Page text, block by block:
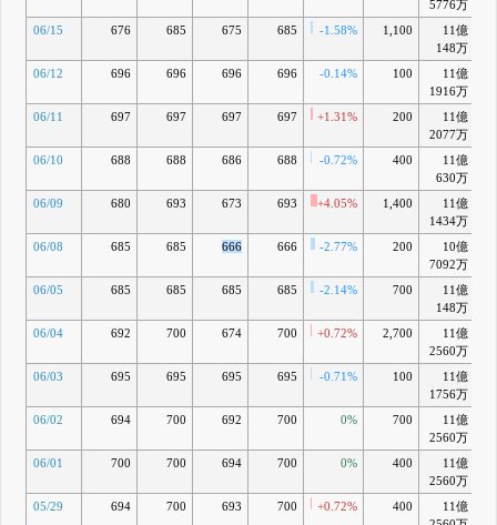
5776万
06/15 676 685 675 685 -1.58% 1,100
11億
148万
06/12 696 696 696 696 -0.14% 100
11億
1916万
06/11 697 697 697 697 +1.31% 200
11億
2077万
06/10 688 688 686 688 -0.72% 400
11億
630万
06/09 680 693 673 693 +4.05% 1,400
11億
1434万
06/08 685 685 666 666 -2.77% 200
10億
7092万
06/05 685 685 685 685 -2.14% 700
11億
148万
06/04 692 700 674 700 +0.72% 2,700
11億
2560万
06/03 695 695 695 695 -0.71% 100
11億
1756万
06/02 694 700 692 700 0% 700
11億
2560万
06/01 700 700 694 700 0% 400
11億
2560万
05/29 694 700 693 700 +0.72% 400
11億